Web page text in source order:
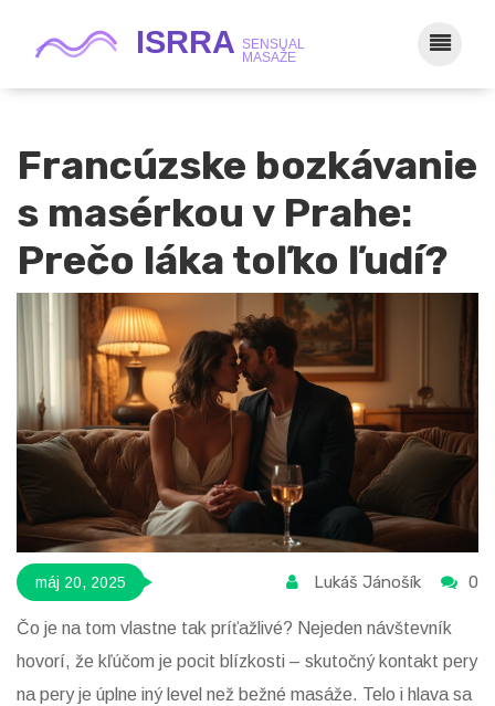
Francúzske bozkávanie
s masérkou v Prahe:
Prečo láka toľko ľudí?
máj 20, 2025 Lukáš Jánošík 0
Čo je na tom vlastne tak príťažlivé? Nejeden návštevník
hovorí, že kľúčom je pocit blízkosti – skutočný kontakt pery
na pery je úplne iný level než bežné masáže. Telo i hlava sa